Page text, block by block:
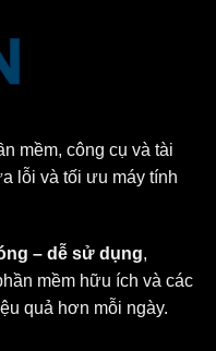
mềm, công cụ và tài
lỗi và tối ưu máy tính
– dễ sử dụng,
mềm hữu ích và các
quả hơn mỗi ngày.